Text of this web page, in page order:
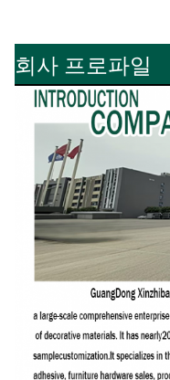
회사 프로파일